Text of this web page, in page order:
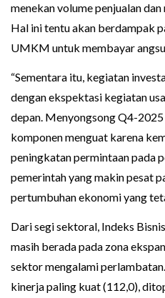
menekan volume penjualan
Hal ini tentu akan berdampak
UMKM untuk membayar
“Sementara itu, kegiatan
dengan ekspektasi kegiatan
depan. Menyongsong Q4-
komponen menguat karena
peningkatan permintaan pada
pemerintah yang makin pesat
pertumbuhan ekonomi yang
Dari segi sektoral, Indeks
masih berada pada zona
sektor mengalami
kinerja paling kuat (112,0),